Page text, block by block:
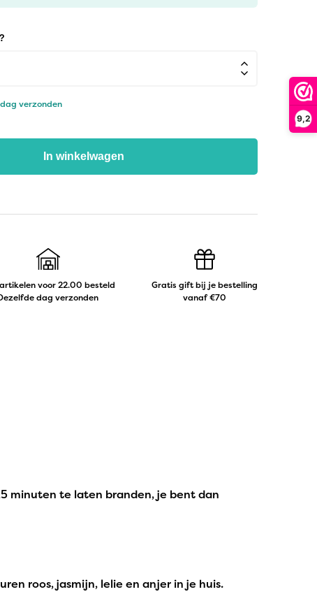
9,2
verzonden
In winkelwagen
voor 22.00 besteld
dag verzonden
Gratis gift bij je bestelling
vanaf €70
minuten te laten branden, je bent dan
roos, jasmijn, lelie en anjer in je huis.